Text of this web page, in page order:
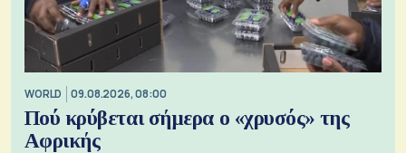
WORLD 09.08.2026, 08:00
Πού κρύβεται σήμερα ο «χρυσός» της
Αφρικής